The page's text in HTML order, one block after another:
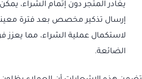
يغادر المتجر دون إتمام الشراء، يمكن
إرسال تذكير مخصص بعد فترة
لاستكمال عملية الشراء، مما
الضائعة.